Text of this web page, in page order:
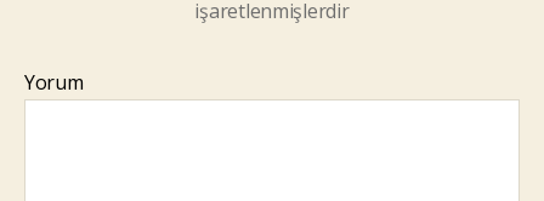
işaretlenmişlerdir
Yorum